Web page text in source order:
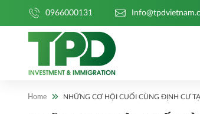
0966000131
Home NHỮNG CƠ HỘI CUỐI CÙNG ĐỊNH CƯ